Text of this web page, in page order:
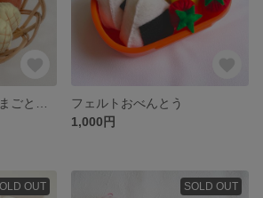
フェルトおべんとう
1,000円
OUT SOLD OUT